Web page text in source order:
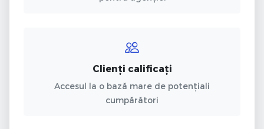
Clienți calificați
Accesul la o bază mare de potențiali
cumpărători